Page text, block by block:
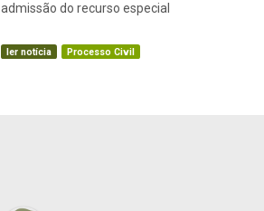
admissão do recurso especial
ler notícia Processo Civil